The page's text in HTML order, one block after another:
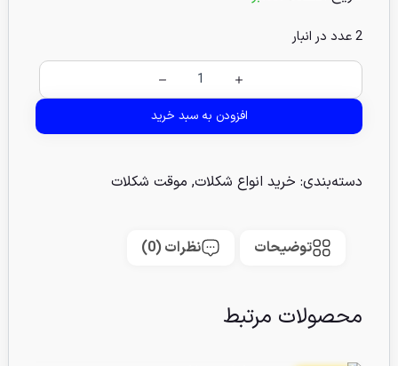
2 عدد در انبار
افزودن به سبد خرید
دسته‌بندی: خرید انواع شکلات, موقت شکلات
توضیحات نظرات (0)
محصولات مرتبط